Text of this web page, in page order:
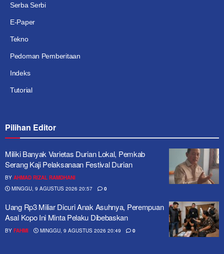
Serba Serbi
E-Paper
Tekno
Pedoman Pemberitaan
Indeks
Tutorial
Pilihan Editor
Miliki Banyak Varietas Durian Lokal, Pemkab
Serang Kaji Pelaksanaan Festival Durian
BY AHMAD RIZAL RAMDHANI
MINGGU, 9 AGUSTUS 2026 20:57
0
Uang Rp3 Miliar Dicuri Anak Asuhnya, Perempuan
Asal Kopo Ini Minta Pelaku Dibebaskan
BY FAHMI MINGGU, 9 AGUSTUS 2026 20:49 0